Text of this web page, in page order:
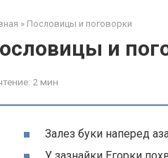
» Пословицы и поговорки
и
2 мин
Залез буки наперед